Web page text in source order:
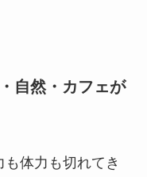
自然・カフェが
体力も切れてき